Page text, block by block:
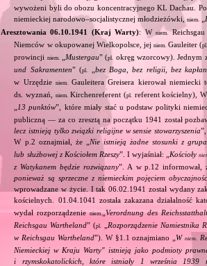
wywożeni byli do obozu koncentracyjnego KL Dachau.
niemieckiej narodowo–socjalistycznej młodzieżówki,niem.
Aresztowania 06.10.1941 (Kraj Warty): Wniem.Reichsgau
Niemców w okupowanej Wielkopolsce, jejniem. Gauleiter (pl.
prowincji niem. Mustergau” (pl. okręg wzorcowy). Jednym
und Sakramenten” (pl. bez Boga, bez religii, bez
w Urzędzie niem. Gauleitera Greisera kierował niemiecki
ds. wyznań,
niem. Kirchenreferent (pl. referent kościelny),
13 punktów”, które miały stać u podstaw polityki
publiczną — za co zresztą na początku 1941 został
lecz istnieją tylko związki religijne w sensie stowarzyszenia
W p.2 oznajmiał, że „ Nie istnieją żadne stosunki z
lub służbowej z Kościołem Rzeszy”. I wyjaśniał: „ Kościoły
z Watykanem będzie rozwiązany”. A w p.12 informował,
ponieważ są sprzeczne z niemieckim pojęciem
wprowadzane w życie. I tak 06.02.1941 został wydany
kościelnych. 01.04.1041 została zakazana działalność
wydał rozporządzenieniem.„Verordnung des
Reichsgau Wartheland” (pl.
Rozporządzenie Namiestnika
w Reichsgau Wartheland”). W §1.1 oznajmiano „W niem.
Niemieckiej w Kraju Warty" istnieją jako podmioty
i rzymskokatolickich, które istniały 1 września